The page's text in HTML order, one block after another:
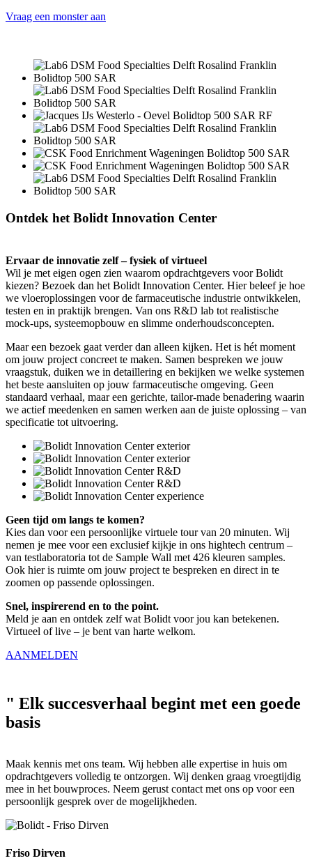
Vraag een monster aan
Ontdek het Bolidt Innovation Center
Ervaar de innovatie zelf – fysiek of virtueel
Wil je met eigen ogen zien waarom opdrachtgevers voor Bolidt
kiezen? Bezoek dan het Bolidt Innovation Center. Hier beleef je hoe
we vloeroplossingen voor de farmaceutische industrie ontwikkelen,
testen en in praktijk brengen. Van ons R&D lab tot realistische
mock-ups, systeemopbouw en slimme onderhoudsconcepten.
Maar een bezoek gaat verder dan alleen kijken. Het is hét moment
om jouw project concreet te maken. Samen bespreken we jouw
vraagstuk, duiken we in detaillering en bekijken we welke systemen
het beste aansluiten op jouw farmaceutische omgeving. Geen
standaard verhaal, maar een gerichte, tailor-made benadering waarin
we actief meedenken en samen werken aan de juiste oplossing – van
specificatie tot uitvoering.
Geen tijd om langs te komen?
Kies dan voor een persoonlijke virtuele tour van 20 minuten. Wij
nemen je mee voor een exclusief kijkje in ons hightech centrum –
van testlaboratoria tot de Sample Wall met 426 kleuren samples.
Ook hier is ruimte om jouw project te bespreken en direct in te
zoomen op passende oplossingen.
Snel, inspirerend en to the point.
Meld je aan en ontdek zelf wat Bolidt voor jou kan betekenen.
Virtueel of live – je bent van harte welkom.
AANMELDEN
" Elk succesverhaal begint met een goede
basis
Maak kennis met ons team. Wij hebben alle expertise in huis om
opdrachtgevers volledig te ontzorgen. Wij denken graag vroegtijdig
mee in het bouwproces. Neem gerust contact met ons op voor een
persoonlijk gesprek over de mogelijkheden.
Friso Dirven